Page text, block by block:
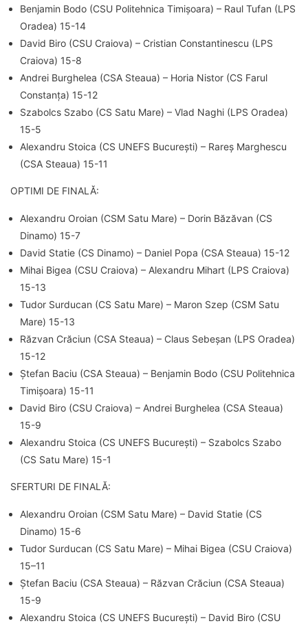
Benjamin Bodo (CSU Politehnica Timișoara) – Raul Tufan (LPS
Oradea) 15-14
David Biro (CSU Craiova) – Cristian Constantinescu (LPS
Craiova) 15-8
Andrei Burghelea (CSA Steaua) – Horia Nistor (CS Farul
Constanța) 15-12
Szabolcs Szabo (CS Satu Mare) – Vlad Naghi (LPS Oradea)
15-5
Alexandru Stoica (CS UNEFS București) – Rareș Marghescu
(CSA Steaua) 15-11
OPTIMI DE FINALĂ:
Alexandru Oroian (CSM Satu Mare) – Dorin Băzăvan (CS
Dinamo) 15-7
David Statie (CS Dinamo) – Daniel Popa (CSA Steaua) 15-12
Mihai Bigea (CSU Craiova) – Alexandru Mihart (LPS Craiova)
15-13
Tudor Surducan (CS Satu Mare) – Maron Szep (CSM Satu
Mare) 15-13
Răzvan Crăciun (CSA Steaua) – Claus Sebeșan (LPS Oradea)
15-12
Ștefan Baciu (CSA Steaua) – Benjamin Bodo (CSU Politehnica
Timișoara) 15-11
David Biro (CSU Craiova) – Andrei Burghelea (CSA Steaua)
15-9
Alexandru Stoica (CS UNEFS București) – Szabolcs Szabo
(CS Satu Mare) 15-1
SFERTURI DE FINALĂ:
Alexandru Oroian (CSM Satu Mare) – David Statie (CS
Dinamo) 15-6
Tudor Surducan (CS Satu Mare) – Mihai Bigea (CSU Craiova)
15–11
Ștefan Baciu (CSA Steaua) – Răzvan Crăciun (CSA Steaua)
15-9
Alexandru Stoica (CS UNEFS București) – David Biro (CSU